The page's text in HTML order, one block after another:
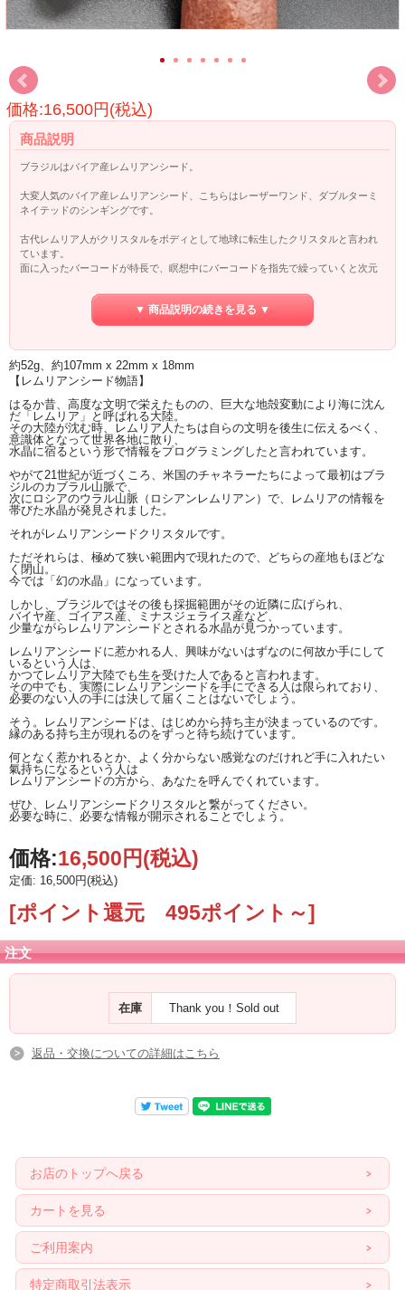
価格:16,500円(税込)
商品説明
ブラジルはバイア産レムリアンシード。
大変人気のバイア産レムリアンシード、こちらはレーザーワンド、ダブルターミ
ネイテッドのシンギングです。
古代レムリア人がクリスタルをボディとして地球に転生したクリスタルと言われ
ています。
面に入ったバーコードが特長で、瞑想中にバーコードを指先で繰っていくと次元
レムリア人の智恵にたどり着けると言われます。
レムリアンシードの情報につては、ページ下部をご覧ください。
▼ 商品説明の続きを見る ▼
約52g、約107mm x 22mm x 18mm
【レムリアンシード物語】
はるか昔、高度な文明で栄えたものの、巨大な地殻変動により海に沈ん
だ「レムリア」と呼ばれる大陸。
その大陸が沈む時、レムリア人たちは自らの文明を後生に伝えるべく、
意識体となって世界各地に散り、
水晶に宿るという形で情報をプログラミングしたと言われています。
やがて21世紀が近づくころ、米国のチャネラーたちによって最初はブラ
ジルのカブラル山脈で、
次にロシアのウラル山脈（ロシアンレムリアン）で、レムリアの情報を
帯びた水晶が発見されました。
それがレムリアンシードクリスタルです。
ただそれらは、極めて狭い範囲内で現れたので、どちらの産地もほどな
く閉山。
今では「幻の水晶」になっています。
しかし、ブラジルではその後も採掘範囲がその近隣に広げられ、
バイヤ産、ゴイアス産、ミナスジェライス産など、
少量ながらレムリアンシードとされる水晶が見つかっています。
レムリアンシードに惹かれる人、興味がないはずなのに何故か手にして
いるという人は、
かつてレムリア大陸でも生を受けた人であると言われます。
その中でも、実際にレムリアンシードを手にできる人は限られており、
必要のない人の手には決して届くことはないでしょう。
そう。レムリアンシードは、はじめから持ち主が決まっているのです。
縁のある持ち主が現れるのをずっと待ち続けています。
何となく惹かれるとか、よく分からない感覚なのだけれど手に入れたい
氣持ちになるという人は
レムリアンシードの方から、あなたを呼んでくれています。
ぜひ、レムリアンシードクリスタルと繋がってください。
必要な時に、必要な情報が開示されることでしょう。
価格:16,500円(税込)
定価: 16,500円(税込)
[ポイント還元 495ポイント～]
注文
在庫 Thank you！Sold out
返品・交換についての詳細はこちら
お店のトップへ戻る
カートを見る
ご利用案内
特定商取引法表示